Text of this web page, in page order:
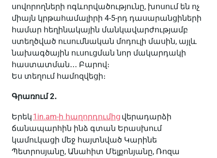
սովորողների ոգևորվածությունը, խոսում են ոչ
միայն կրթահամալիրի 4-5-րդ դասարանցիների
համար հեղինակային մանկավարժությամբ
ստեղծված ուսումնական մոդուլի մասին, այլև
նախագծային ուսուցման նոր մակարդակի
հաստատման․․․ Բարով։
Ես տեղում համոզվեցի։
Գրառում2․
Երեկ 1in.am-ի հաղորդումից վերադարձի
ճանապարհին ինձ գտան Երասխում
կամուկացի մեջ հայտնված Կարինե
Պետրոսյանը, Անահիտ Մելքոնյանը, Ռոզա